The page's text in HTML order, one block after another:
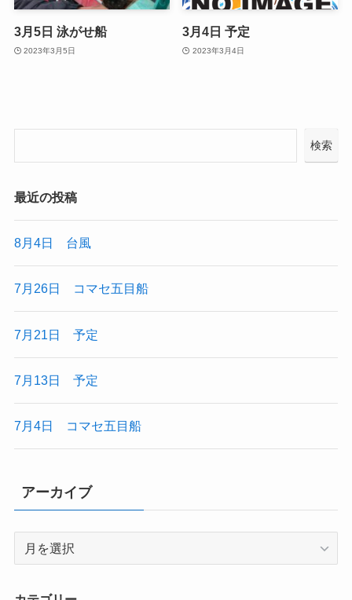
3月5日 泳がせ船
2023年3月5日
3月4日 予定
2023年3月4日
検索
最近の投稿
8月4日 台風
7月26日 コマセ五目船
7月21日 予定
7月13日 予定
7月4日 コマセ五目船
アーカイブ